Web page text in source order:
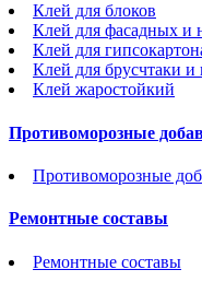
Клей для блоков
Клей для фасадных и
Клей для
Клей для брусчтаки и
Клей жаростойкий
Противоморозные
Противоморозные
Ремонтные составы
Ремонтные составы